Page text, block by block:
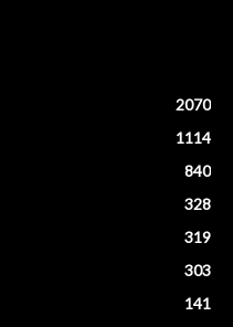
2070
1114
840
328
319
303
141